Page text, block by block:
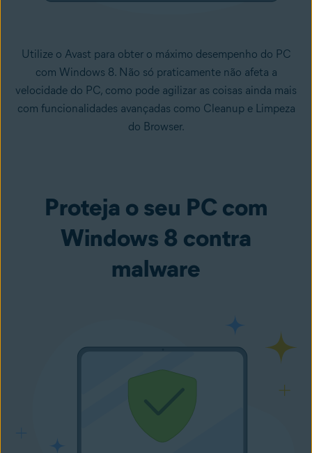
Utilize o Avast para obter o máximo desempenho do PC
com Windows 8. Não só praticamente não afeta a
velocidade do PC, como pode agilizar as coisas ainda mais
com funcionalidades avançadas como Cleanup e Limpeza
do Browser.
Proteja o seu PC com
Windows 8 contra
malware